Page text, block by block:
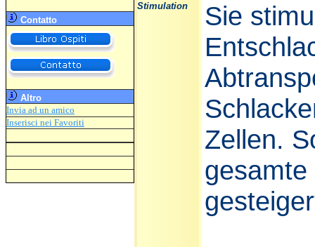
Contatto
Altro
Invia ad un amico
Inserisci nei Favoriti
Stimulation
Sie
Zellen.
gesamte